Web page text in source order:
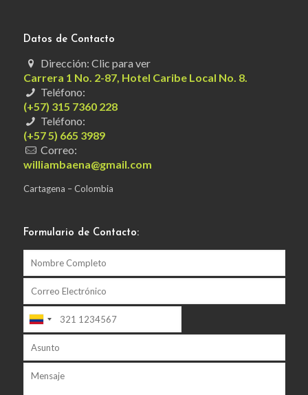
Datos de Contacto
Dirección: Clic para ver
Carrera 1 No. 2-87, Hotel Caribe Local No. 8.
Teléfono:
(+57) 315 7360 228
Teléfono:
(+57 5) 665 3989
Correo:
williambaena@gmail.com
Cartagena – Colombia
Formulario de Contacto: